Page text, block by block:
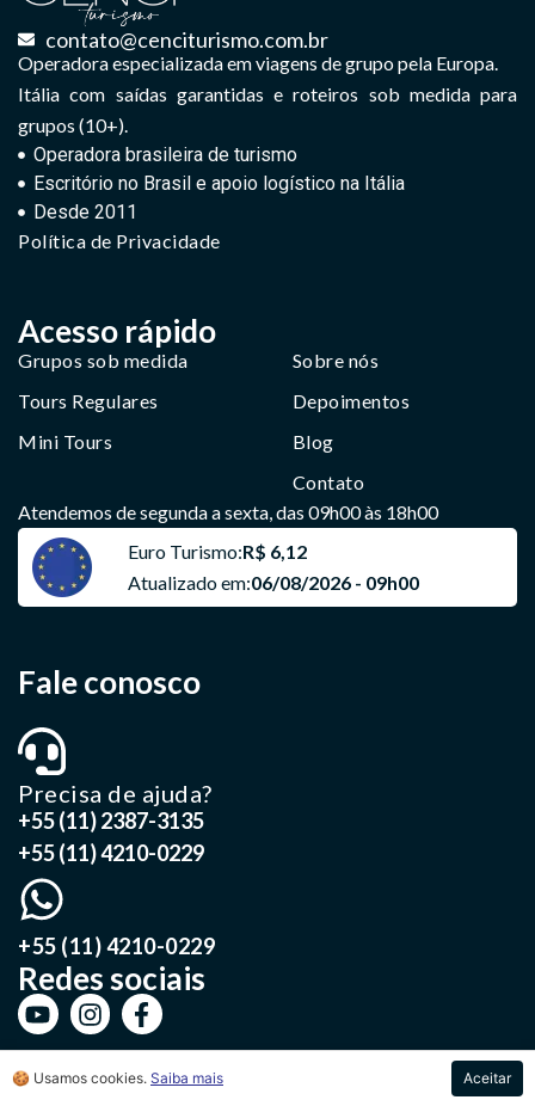
🍪 Usamos cookies. Saiba mais Aceitar
contato@cenciturismo.com.br
Operadora especializada em viagens de grupo pela Europa.
Itália com saídas garantidas e roteiros sob medida para
grupos (10+).
Operadora brasileira de turismo
Escritório no Brasil e apoio logístico na Itália
Desde 2011
Política de Privacidade
Acesso rápido
Grupos sob medida
Tours Regulares
Mini Tours
Sobre nós
Depoimentos
Blog
Contato
Atendemos de segunda a sexta, das 09h00 às 18h00
Euro Turismo:R$ 6,12
Atualizado em:06/08/2026 - 09h00
Fale conosco
Precisa de ajuda?
+55 (11) 2387-3135
+55 (11) 4210-0229
+55 (11) 4210-0229
Redes sociais